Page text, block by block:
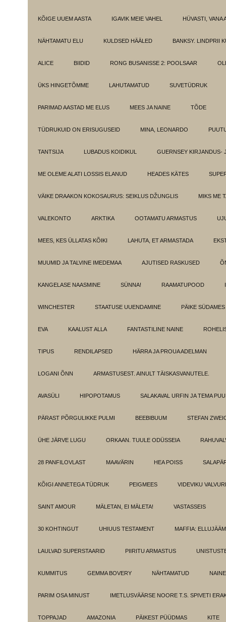
KÕIGE UUEM AASTA IGAVIK MEIE VAHEL HÜVASTI, VANA
NÄHTAMATU ELU KULDSED HÄÄLED BANKSY. LINDPRII
ALICE BIIDID RONG BUSANISSE 2: POOLSAAR
ÜKS HINGETÕMME LAHUTAMATUD SUVETÜDRUK
PARIMAD AASTAD ME ELUS MEES JA NAINE TÕDE
TÜDRUKUID ON ERISUGUSEID MINA, LEONARDO
TANTSIJA LUBADUS KOIDIKUL GUERNSEY KIRJANDUS-
ME OLEME ALATI LOSSIS ELANUD HEADES KÄTES
VÄIKE DRAAKON KOKOSAURUS: SEIKLUS DŽUNGLIS MIKS ME
VALEKONTO ARKTIKA OOTAMATU ARMASTUS
MEES, KES ÜLLATAS KÕIKI LAHUTA, ET ARMASTADA
MUUMID JA TALVINE IMEDEMAA AJUTISED RASKUSED
KANGELASE NAASMINE SÜNNA! RAAMATUPOOD
WINCHESTER STAATUSE UUENDAMINE PÄIKE SÜDAMES
EVA KAALUST ALLA FANTASTILINE NAINE
TIPUS RENDILAPSED HÄRRA JA PROUA ADELMAN
LOGANI ÕNN ARMASTUSEST. AINULT TÄISKASVANUTELE.
AVASÜLI HIPOPOTAMUS SALAKAVAL URFIN JA TEMA
PÄRAST PÕRGULIKKE PULMI BEEBIBUUM STEFAN
ÜHE JÄRVE LUGU ORKAAN. TUULE ODÜSSEIA
28 PANFILOVLAST MAAVÄRIN HEA POISS
KÕIGI ANNETEGA TÜDRUK PEIGMEES VIDEVIKU
SAINT AMOUR MÄLETAN, EI MÄLETA! VASTASSEIS
30 KOHTINGUT UHIUUS TESTAMENT MAFFIA:
LAULVAD SUPERSTAARID PIIRITU ARMASTUS
KUMMITUS GEMMA BOVERY NÄHTAMATUD
PARIM OSA MINUST IMETLUSVÄÄRSE NOORE T.S. SPIVETI
TOPPAJAD AMAZONIA PÄIKEST PÜÜDMAS KITE